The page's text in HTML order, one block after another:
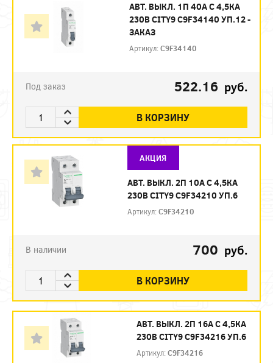
АВТ. ВЫКЛ. 1П 40А С 4,5КА
230В CITY9 C9F34140 УП.12 -
ЗАКАЗ
Артикул:C9F34140
Под заказ 522.16 руб.
В КОРЗИНУ
АКЦИЯ
АВТ. ВЫКЛ. 2П 10А С 4,5КА
230В CITY9 C9F34210 УП.6
Артикул:C9F34210
В наличии 700 руб.
В КОРЗИНУ
АВТ. ВЫКЛ. 2П 16А С 4,5КА
230В CITY9 C9F34216 УП.6
Артикул:C9F34216